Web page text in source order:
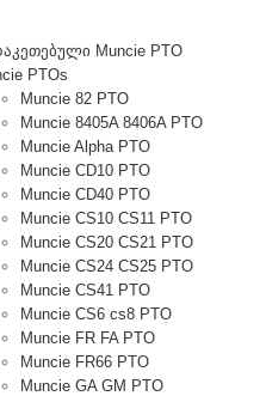
Muncie PTO
PTOs
Muncie 82 PTO
Muncie 8405A 8406A PTO
Muncie Alpha PTO
Muncie CD10 PTO
Muncie CD40 PTO
Muncie CS10 CS11 PTO
Muncie CS20 CS21 PTO
Muncie CS24 CS25 PTO
Muncie CS41 PTO
Muncie CS6 cs8 PTO
Muncie FR FA PTO
Muncie FR66 PTO
Muncie GA GM PTO